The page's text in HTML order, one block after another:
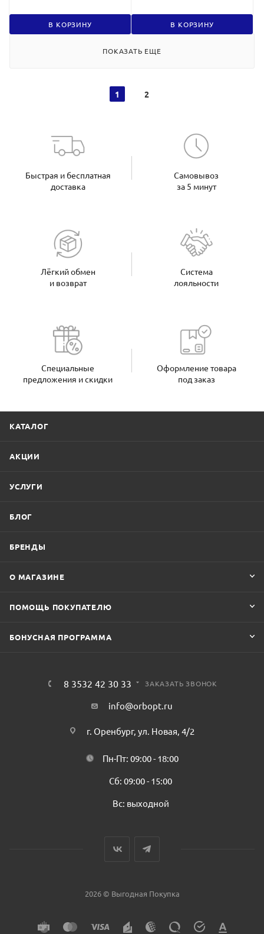
В КОРЗИНУ В КОРЗИНУ
ПОКАЗАТЬ ЕЩЕ
1 2
Быстрая и бесплатная
доставка
Самовывоз
за 5 минут
Лёгкий обмен
и возврат
Система
лояльности
Специальные
предложения и скидки
Оформление товара
под заказ
КАТАЛОГ
АКЦИИ
УСЛУГИ
БЛОГ
БРЕНДЫ
О МАГАЗИНЕ
ПОМОЩЬ ПОКУПАТЕЛЮ
БОНУСНАЯ ПРОГРАММА
8 3532 42 30 33 ЗАКАЗАТЬ ЗВОНОК
info@orbopt.ru
г. Оренбург, ул. Новая, 4/2
Пн-Пт: 09:00 - 18:00
Сб: 09:00 - 15:00
Вс: выходной
2026 © Выгодная Покупка